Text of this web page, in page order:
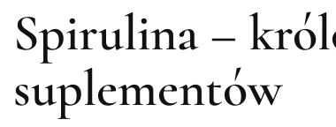
Spirulina –
suplementów